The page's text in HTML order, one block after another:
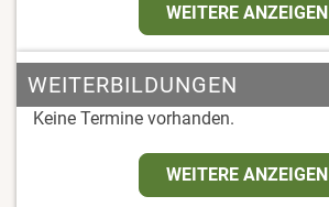
WEITERE ANZEIGEN
WEITERBILDUNGEN
Keine Termine vorhanden.
WEITERE ANZEIGEN